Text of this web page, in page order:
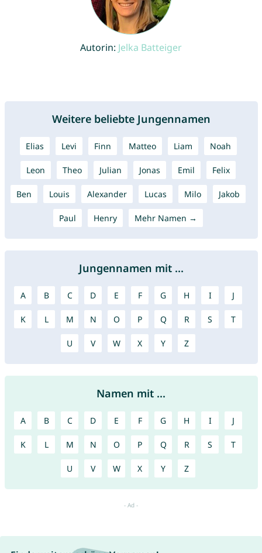
Autorin: Jelka Batteiger
Weitere beliebte Jungennamen
Elias Levi Finn Matteo Liam Noah
Leon Theo Julian Jonas Emil Felix
Ben Louis Alexander Lucas Milo Jakob
Paul Henry Mehr Namen →
Jungennamen mit ...
A B C D E F G H I J
K L M N O P Q R S T
U V W X Y Z
Namen mit ...
A B C D E F G H I J
K L M N O P Q R S T
U V W X Y Z